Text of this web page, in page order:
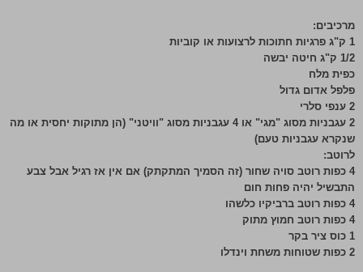
מרכיבים:
1 ק"ג פרגיות חתוכות לרצועות או קוביות
1/2 ק"ג חיטה יבשה
כפית מלח
פלפל אדום גדול
2 ענפי סלרי
2 עגבניות מסוג "מגי" או 4 עגבניות מסוג "וויטני" (הן מתוקות יחסית או מה
שנקרא עגבניות טעם)
לרוטב:
4 כפות רוטב סויה שחור (זה הסמיך המתקתק) אם אין אז רגיל אבל צבע
התבשיל יהיה פחות חום
4 כפות רוטב ברביקיו כלשהו
4 כפות רוטב חמוץ מתוק
1 כוס ציר בקר
2 כפות שטוחות משחת וינדלו